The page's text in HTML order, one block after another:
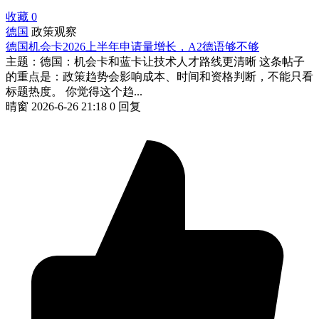
收藏 0
德国 政策观察
德国机会卡2026上半年申请量增长，A2德语够不够
主题：德国：机会卡和蓝卡让技术人才路线更清晰 这条帖子
的重点是：政策趋势会影响成本、时间和资格判断，不能只看
标题热度。 你觉得这个趋...
晴窗 2026-6-26 21:18 0 回复